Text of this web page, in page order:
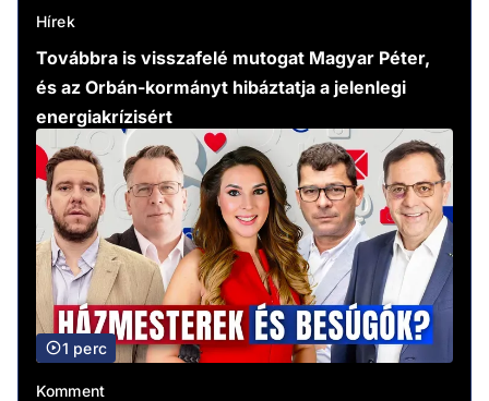
Hírek
Továbbra is visszafelé mutogat Magyar Péter,
és az Orbán-kormányt hibáztatja a jelenlegi
energiakrízisért
1 perc
Komment